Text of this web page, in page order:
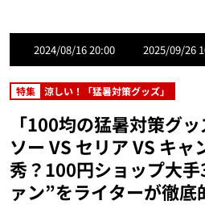
2024/08/16 20:00 2025/09/26
特集 涼しい！「猛暑対策グッズ」
「100均の猛暑対策グ
ソー VS セリア VS キャ
秀？100円ショップ大
ァン”をライターが徹底